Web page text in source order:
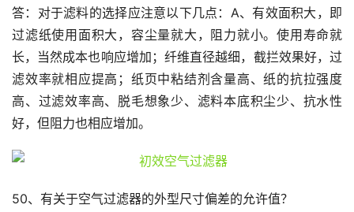
答：对于滤料的选择应注意以下几点：A、有效面积大，即
过滤纸使用面积大，容尘量就大，阻力就小。使用寿命就
长，当然成本也响应增加；纤维直径越细，截拦效果好，过
滤效率就相应提高；纸页中粘结剂含量高、纸的抗拉强度
高、过滤效率高、脱毛想象少、滤料本底积尘少、抗水性
好，但阻力也相应增加。
50、有关于空气过滤器的外型尺寸偏差的允许值？